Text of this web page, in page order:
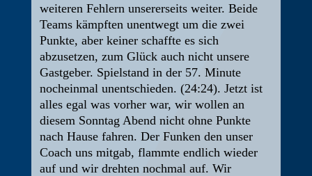
weiteren Fehlern unsererseits weiter. Beide
Teams kämpften unentwegt um die zwei
Punkte, aber keiner schaffte es sich
abzusetzen, zum Glück auch nicht unsere
Gastgeber. Spielstand in der 57. Minute
nocheinmal unentschieden. (24:24). Jetzt ist
alles egal was vorher war, wir wollen an
diesem Sonntag Abend nicht ohne Punkte
nach Hause fahren. Der Funken den unser
Coach uns mitgab, flammte endlich wieder
auf und wir drehten nochmal auf. Wir